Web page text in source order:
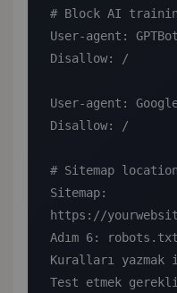
# Block AI
User-agent: GPTBot
Disallow: /
User-agent:
Disallow: /
# Sitemap location
Sitemap:
https://
Adım 6:
Kuralları yazmak
Test etmek